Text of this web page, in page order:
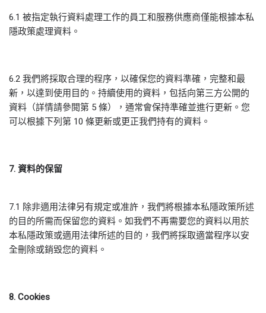
6.1 被指定執行資料處理工作的員工和服務供應商僅能根據本私
隱政策處理資料。
6.2 我們將採取合理的程序，以確保您的資料準確，完整和最
新，以達到使用目的。持續使用的資料，包括向第三方公開的
資料（詳情請參閲第 5 條），通常會保持準確並進行更新。您
可以根據下列第 10 條更新或更正我們持有的資料。
7. 資料的保留
7.1 除非適用法律另有規定或准許，我們將根據本私隱政策所述
的目的所需而保留您的資料。如我們不再需要您的資料以用於
本私隱政策或適用法律所述的目的，我們將採取適當程序以安
全刪除或銷毀您的資料。
8. Cookies